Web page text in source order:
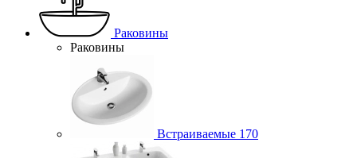
Раковины
Раковины
Встраиваемые 170